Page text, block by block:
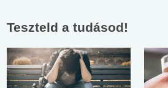
Teszteld a tudásod!